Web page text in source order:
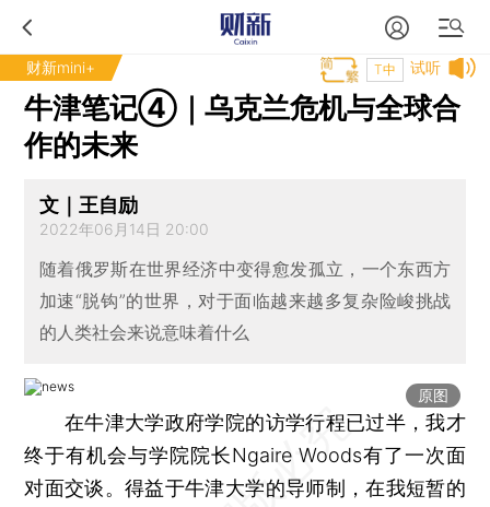
财新mini+ 试听
T中
牛津笔记④｜乌克兰危机与全球合
作的未来
文｜王自励
2022年06月14日 20:00
随着俄罗斯在世界经济中变得愈发孤立，一个东西方
加速“脱钩”的世界，对于面临越来越多复杂险峻挑战
的人类社会来说意味着什么
原图
在牛津大学政府学院的访学行程已过半，我才
终于有机会与学院院长Ngaire Woods有了一次面
对面交谈。得益于牛津大学的导师制，在我短暂的